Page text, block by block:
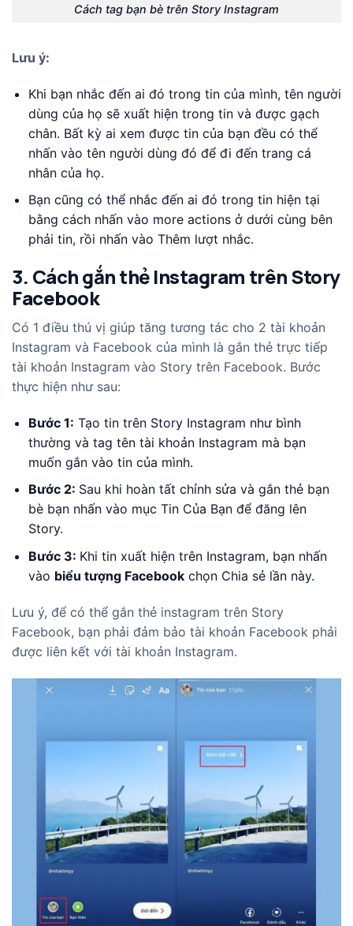
Cách tag bạn bè trên Story Instagram
Lưu ý:
Khi bạn nhắc đến ai đó trong tin của mình, tên người
dùng của họ sẽ xuất hiện trong tin và được gạch
chân. Bất kỳ ai xem được tin của bạn đều có thể
nhấn vào tên người dùng đó để đi đến trang cá
nhân của họ.
Bạn cũng có thể nhắc đến ai đó trong tin hiện tại
bằng cách nhấn vào more actions ở dưới cùng bên
phải tin, rồi nhấn vào Thêm lượt nhắc.
3. Cách gắn thẻ Instagram trên Story
Facebook
Có 1 điều thú vị giúp tăng tương tác cho 2 tài khoản
Instagram và Facebook của mình là gắn thẻ trực tiếp
tài khoản Instagram vào Story trên Facebook. Bước
thực hiện như sau:
Bước 1: Tạo tin trên Story Instagram như bình
thường và tag tên tài khoản Instagram mà bạn
muốn gắn vào tin của mình.
Bước 2: Sau khi hoàn tất chỉnh sửa và gắn thẻ bạn
bè bạn nhấn vào mục Tin Của Bạn để đăng lên
Story.
Bước 3: Khi tin xuất hiện trên Instagram, bạn nhấn
vào biểu tượng Facebookchọn Chia sẻ lần này.
Lưu ý, để có thể gắn thẻ instagram trên Story
Facebook, bạn phải đảm bảo tài khoản Facebook phải
được liên kết với tài khoản Instagram.